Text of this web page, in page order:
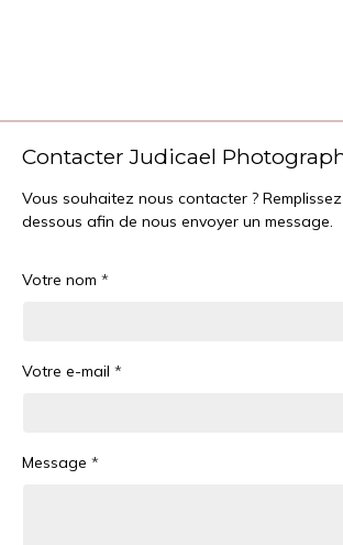
Contacter Judicael
Vous souhaitez nous contacter ?
dessous afin de nous envoyer un message.
Votre nom
Votre e-mail
Message